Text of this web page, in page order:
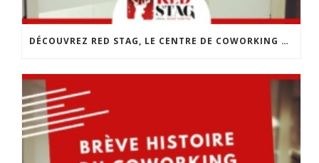
DÉCOUVREZ RED STAG, LE CENTRE DE COWORKING DE CHOLET